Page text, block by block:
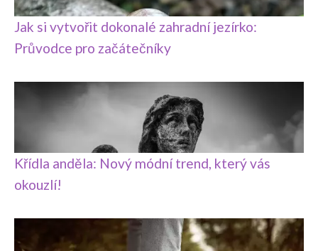
Jak si vytvořit dokonalé zahradní jezírko:
Průvodce pro začátečníky
Křídla anděla: Nový módní trend, který vás
okouzlí!